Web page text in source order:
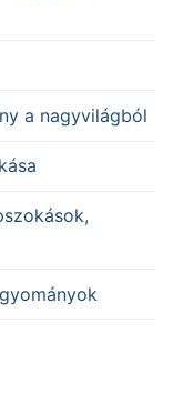
a nagyvilágból